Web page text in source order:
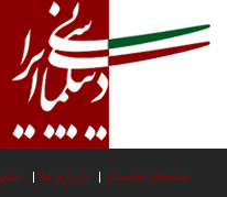
صفحه نخست درباره ما